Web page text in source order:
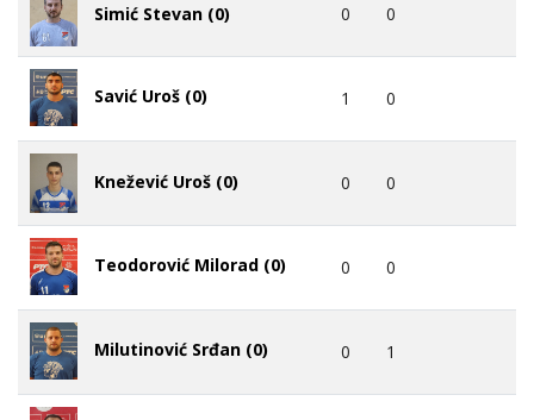
Simić Stevan (0) 0 0
Savić Uroš (0) 1 0
Knežević Uroš (0) 0 0
Teodorović Milorad (0) 0 0
Milutinović Srđan (0) 0 1